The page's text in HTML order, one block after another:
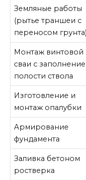
Земляные работы
(рытье траншеи с
переносом грунта)
Монтаж винтовой
сваи с
полости ствола
Изготовление и
монтаж опалубки
Армирование
фундамента
Заливка бетоном
ростверка